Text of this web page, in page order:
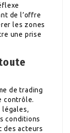
de l’offre
les zones
une prise
de trading
contrôle.
légales,
conditions
des acteurs